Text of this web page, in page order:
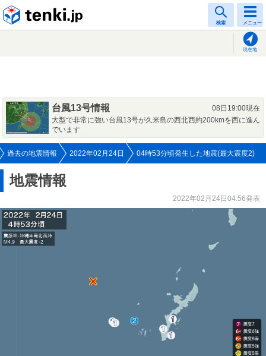
検索 メニュー
現在地
台風13号情報
08日19:00現在
大型で非常に強い台風13号が久米島の西北西約200kmを西に進ん
でいます
過去の地震情報 2022年02月24日 04時53分頃発生した地震(最大震度2)
地震情報
2022年02月24日04:56発表